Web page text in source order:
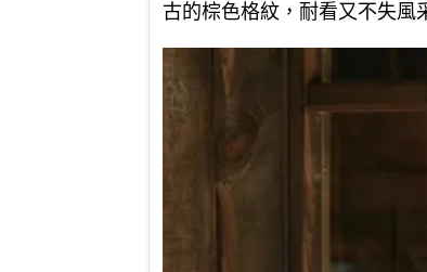
古的棕色格紋，耐看又不失風